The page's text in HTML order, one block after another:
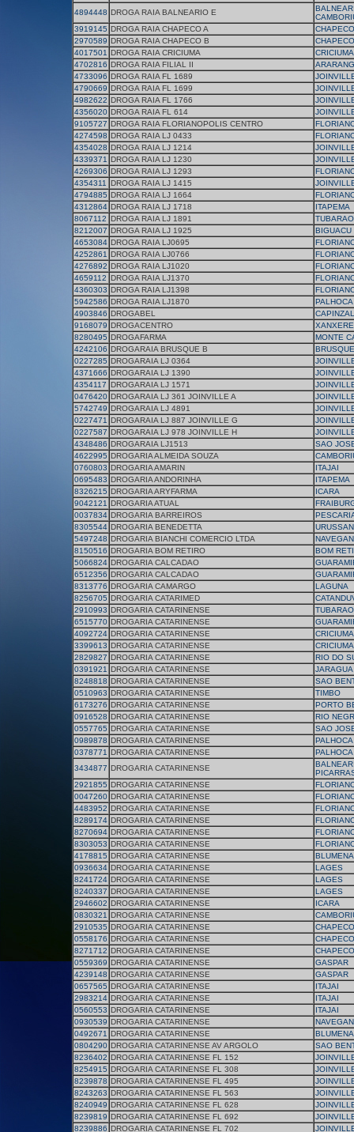
4894448 DROGA RAIA BALNEARIO E
3919145 DROGA RAIA CHAPECO A
CHAPECO
2970589 DROGA RAIA CHAPECO B
CHAPECO
4017501 DROGA RAIA CRICIUMA
CRICIUMA
4702816 DROGA RAIA FILIAL II
4733096 DROGA RAIA FL 1689
4790669 DROGA RAIA FL 1699
4982622 DROGA RAIA FL 1766
4356020 DROGA RAIA FL 614
9105727 DROGA RAIA FLORIANOPOLIS CENTRO
4274598 DROGA RAIA LJ 0433
4354028 DROGA RAIA LJ 1214
4339371 DROGA RAIA LJ 1230
4269306 DROGA RAIA LJ 1293
4354311
DROGA RAIA LJ 1415
4794885 DROGA RAIA LJ 1664
4312864 DROGA RAIA LJ 1718
ITAPEMA
8067112 DROGA RAIA LJ 1891
TUBARAO
8212007 DROGA RAIA LJ 1925
BIGUACU
4653084 DROGA RAIA LJ0695
4252861 DROGA RAIA LJ0766
4276892 DROGA RAIA LJ1020
4659112 DROGA RAIA LJ1370
4360303 DROGA RAIA LJ1398
5942586 DROGA RAIA LJ1870
PALHOCA
4903846 DROGABEL
CAPINZAL
9168079 DROGACENTRO
XANXERE
8280495 DROGAFARMA
MONTE
4242106 DROGARAIA BRUSQUE B
BRUSQUE
0227285 DROGARAIA LJ 0364
4371666 DROGARAIA LJ 1390
4354117 DROGARAIA LJ 1571
0476420 DROGARAIA LJ 361 JOINVILLE A
5742749 DROGARAIA LJ 4891
0227471 DROGARAIA LJ 887 JOINVILLE G
0227587 DROGARAIA LJ 978 JOINVILLE H
4348486 DROGARAIA LJ1513
SAO
4622995 DROGARIA ALMEIDA SOUZA
0760803 DROGARIA AMARIN
ITAJAI
0695483 DROGARIA ANDORINHA
ITAPEMA
8326215 DROGARIA ARYFARMA
ICARA
9042121 DROGARIA ATUAL
0037834 DROGARIA BARREIROS
8305544 DROGARIA BENEDETTA
5497248 DROGARIA BIANCHI COMERCIO LTDA
8150516 DROGARIA BOM RETIRO
BOM
5066824 DROGARIA CALCADAO
6512356 DROGARIA CALCADAO
8313776 DROGARIA CAMARGO
LAGUNA
8256705 DROGARIA CATARIMED
2910993 DROGARIA CATARINENSE
TUBARAO
6515770 DROGARIA CATARINENSE
4092724 DROGARIA CATARINENSE
CRICIUMA
3399613 DROGARIA CATARINENSE
CRICIUMA
2829827 DROGARIA CATARINENSE
RIO DO
0391921 DROGARIA CATARINENSE
8248818 DROGARIA CATARINENSE
SAO
0510963 DROGARIA CATARINENSE
TIMBO
6173276 DROGARIA CATARINENSE
PORTO
0916528 DROGARIA CATARINENSE
RIO
0557765 DROGARIA CATARINENSE
SAO
0989878 DROGARIA CATARINENSE
PALHOCA
0378771 DROGARIA CATARINENSE
PALHOCA
3434877 DROGARIA CATARINENSE
2921855 DROGARIA CATARINENSE
0047260 DROGARIA CATARINENSE
4483952 DROGARIA CATARINENSE
8289174 DROGARIA CATARINENSE
8270694 DROGARIA CATARINENSE
8303053 DROGARIA CATARINENSE
4178815 DROGARIA CATARINENSE
0936634 DROGARIA CATARINENSE
LAGES
8241724 DROGARIA CATARINENSE
LAGES
8240337 DROGARIA CATARINENSE
LAGES
2946602 DROGARIA CATARINENSE
ICARA
0830321 DROGARIA CATARINENSE
2910535 DROGARIA CATARINENSE
CHAPECO
0558176 DROGARIA CATARINENSE
CHAPECO
8271712 DROGARIA CATARINENSE
CHAPECO
0559369 DROGARIA CATARINENSE
GASPAR
4239148 DROGARIA CATARINENSE
GASPAR
0657565 DROGARIA CATARINENSE
ITAJAI
2983214 DROGARIA CATARINENSE
ITAJAI
0560553 DROGARIA CATARINENSE
ITAJAI
0930539 DROGARIA CATARINENSE
0492671 DROGARIA CATARINENSE
0804290 DROGARIA CATARINENSE AV ARGOLO
SAO
8236402 DROGARIA CATARINENSE FL 152
8254915 DROGARIA CATARINENSE FL 308
8239878 DROGARIA CATARINENSE FL 495
8243263 DROGARIA CATARINENSE FL 563
8240949 DROGARIA CATARINENSE FL 628
8239819 DROGARIA CATARINENSE FL 692
8239886 DROGARIA CATARINENSE FL 702